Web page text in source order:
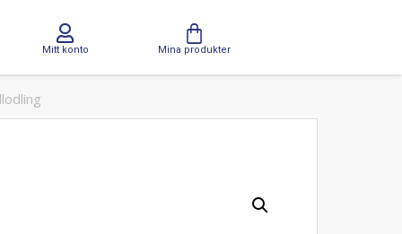
Mitt konto Mina produkter